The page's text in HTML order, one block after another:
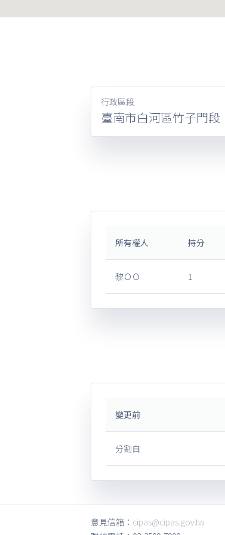
行政區段
臺南市白河區竹子門段
所有權人 持分
黎ＯＯ 1
變更前
分割自
意見信箱： cipas@cipas.gov.tw